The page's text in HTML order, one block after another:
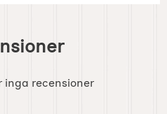
inga recensioner